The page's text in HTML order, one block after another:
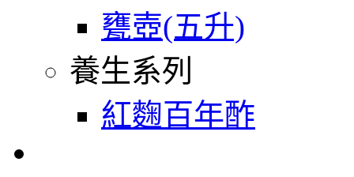
甕壺(五升)
養生系列
紅麴百年酢